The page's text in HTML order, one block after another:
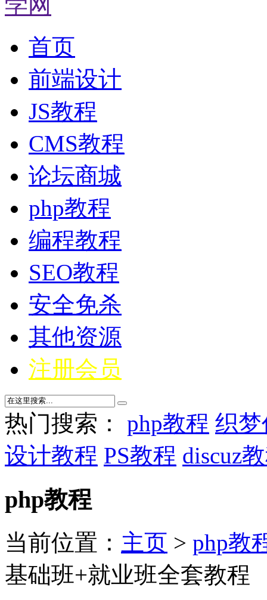
首页
前端设计
JS教程
CMS教程
论坛商城
php教程
编程教程
SEO教程
安全免杀
其他资源
注册会员
热门搜索： php教程 织
设计教程 PS教程 discuz
php教程
当前位置： 主页 > php教
基础班+就业班全套教程